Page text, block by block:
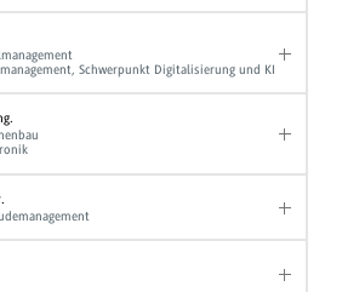
Schwerpunkt Digitalisierung und KI